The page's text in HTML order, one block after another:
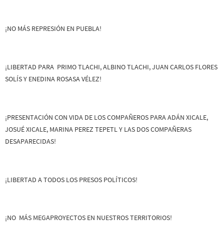
¡NO MÁS REPRESIÓN EN PUEBLA!
¡LIBERTAD PARA PRIMO TLACHI, ALBINO TLACHI, JUAN CARLOS FLORES
SOLÍS Y ENEDINA ROSASA VÉLEZ!
¡PRESENTACIÓN CON VIDA DE LOS COMPAÑEROS PARA ADÁN XICALE,
JOSUÉ XICALE, MARINA PEREZ TEPETL Y LAS DOS COMPAÑERAS
DESAPARECIDAS!
¡LIBERTAD A TODOS LOS PRESOS POLÍTICOS!
¡NO MÁS MEGAPROYECTOS EN NUESTROS TERRITORIOS!